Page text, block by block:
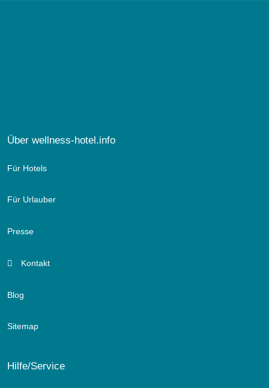
Über wellness-hotel.info
Für Hotels
Für Urlauber
Presse
Kontakt
Blog
Sitemap
Hilfe/Service